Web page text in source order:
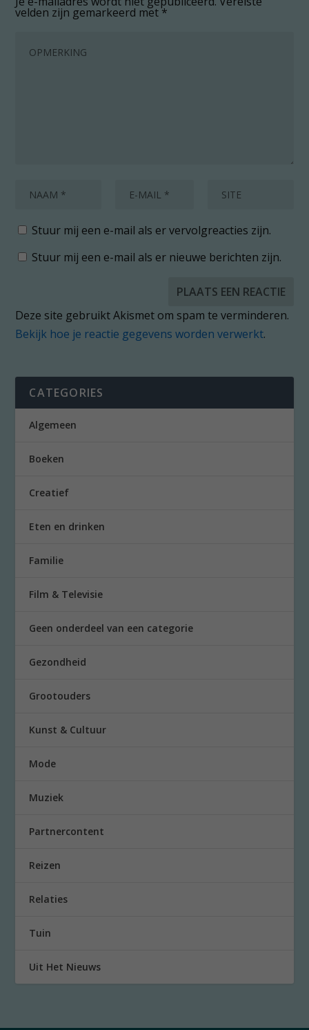
velden zijn gemarkeerd met*
Stuur mij een e-mail als er vervolgreacties zijn.
Stuur mij een e-mail als er nieuwe berichten zijn.
Deze site gebruikt Akismet om spam te verminderen.
Bekijk hoe je reactie gegevens worden verwerkt.
CATEGORIES
Algemeen
Boeken
Creatief
Eten en drinken
Familie
Film & Televisie
Geen onderdeel van een categorie
Gezondheid
Grootouders
Kunst & Cultuur
Mode
Muziek
Partnercontent
Reizen
Relaties
Tuin
Uit Het Nieuws